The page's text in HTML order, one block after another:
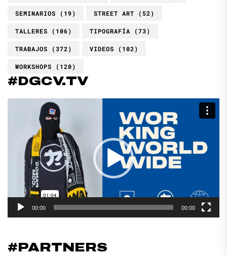
SEMINARIOS (19) STREET ART (52)
TALLERES (106) TIPOGRAFÍA (73)
TRABAJOS (372) VIDEOS (102)
WORKSHOPS (120)
#DGCV.TV
Reproductor
00:00 00:00
#PARTNERS